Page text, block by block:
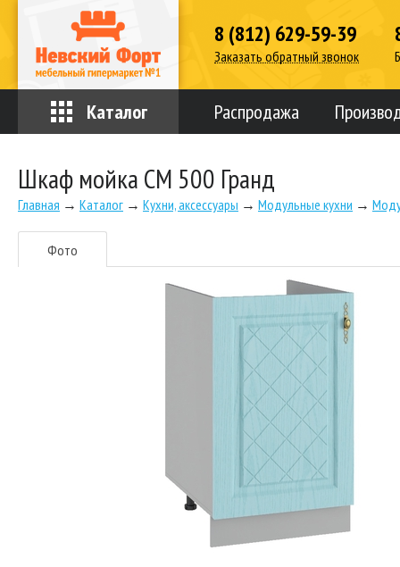
8 (812) 629-59-39
Заказать обратный звонок
Каталог Распродажа
Шкаф мойка СМ 500 Гранд
Главная → Каталог → Кухни, аксессуары → Модульные кухни →
Фото